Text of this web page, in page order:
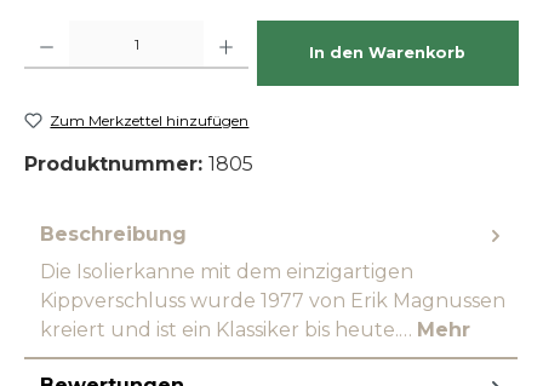
In den Warenkorb
Zum Merkzettel hinzufügen
Produktnummer: 1805
Beschreibung
Die Isolierkanne mit dem einzigartigen
Kippverschluss wurde 1977 von Erik Magnussen
kreiert und ist ein Klassiker bis heute.… Mehr